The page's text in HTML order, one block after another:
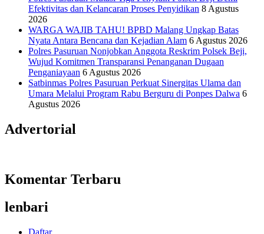
Efektivitas dan Kelancaran Proses Penyidikan 8 Agustus
2026
WARGA WAJIB TAHU! BPBD Malang Ungkap Batas
Nyata Antara Bencana dan Kejadian Alam 6 Agustus 2026
Polres Pasuruan Nonjobkan Anggota Reskrim Polsek Beji,
Wujud Komitmen Transparansi Penanganan Dugaan
Penganiayaan 6 Agustus 2026
Satbinmas Polres Pasuruan Perkuat Sinergitas Ulama dan
Umara Melalui Program Rabu Berguru di Ponpes Dalwa 6
Agustus 2026
Advertorial
Komentar Terbaru
lenbari
Daftar